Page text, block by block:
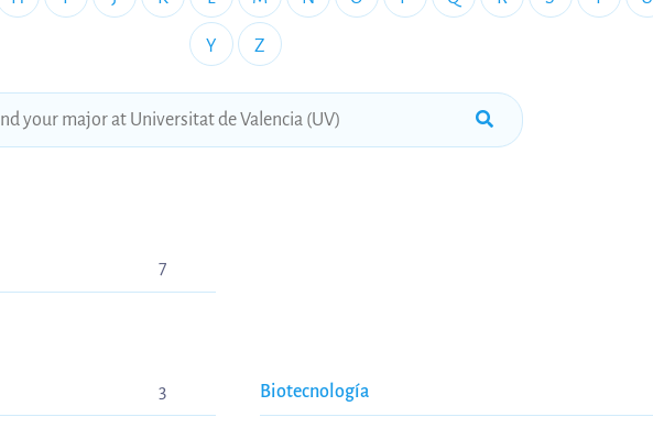
Y Z
7
3 Biotecnología